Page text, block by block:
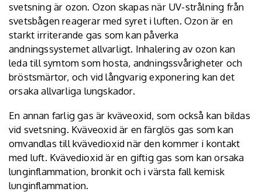
svetsning är ozon. Ozon skapas när UV-strålning från
svetsbågen reagerar med syret i luften. Ozon är en
starkt irriterande gas som kan påverka
andningssystemet allvarligt. Inhalering av ozon kan
leda till symtom som hosta, andningssvårigheter och
bröstsmärtor, och vid långvarig exponering kan det
orsaka allvarliga lungskador.
En annan farlig gas är kväveoxid, som också kan bildas
vid svetsning. Kväveoxid är en färglös gas som kan
omvandlas till kvävedioxid när den kommer i kontakt
med luft. Kvävedioxid är en giftig gas som kan orsaka
lunginflammation, bronkit och i värsta fall kemisk
lunginflammation.